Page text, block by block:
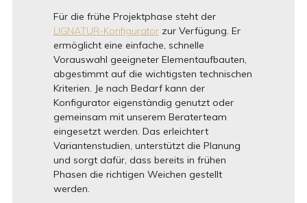
Für die frühe Projektphase steht der
LIGNATUR-Konfiguratorzur Verfügung. Er
ermöglicht eine einfache, schnelle
Vorauswahl geeigneter Elementaufbauten,
abgestimmt auf die wichtigsten technischen
Kriterien. Je nach Bedarf kann der
Konfigurator eigenständig genutzt oder
gemeinsam mit unserem Beraterteam
eingesetzt werden. Das erleichtert
Variantenstudien, unterstützt die Planung
und sorgt dafür, dass bereits in frühen
Phasen die richtigen Weichen gestellt
werden.